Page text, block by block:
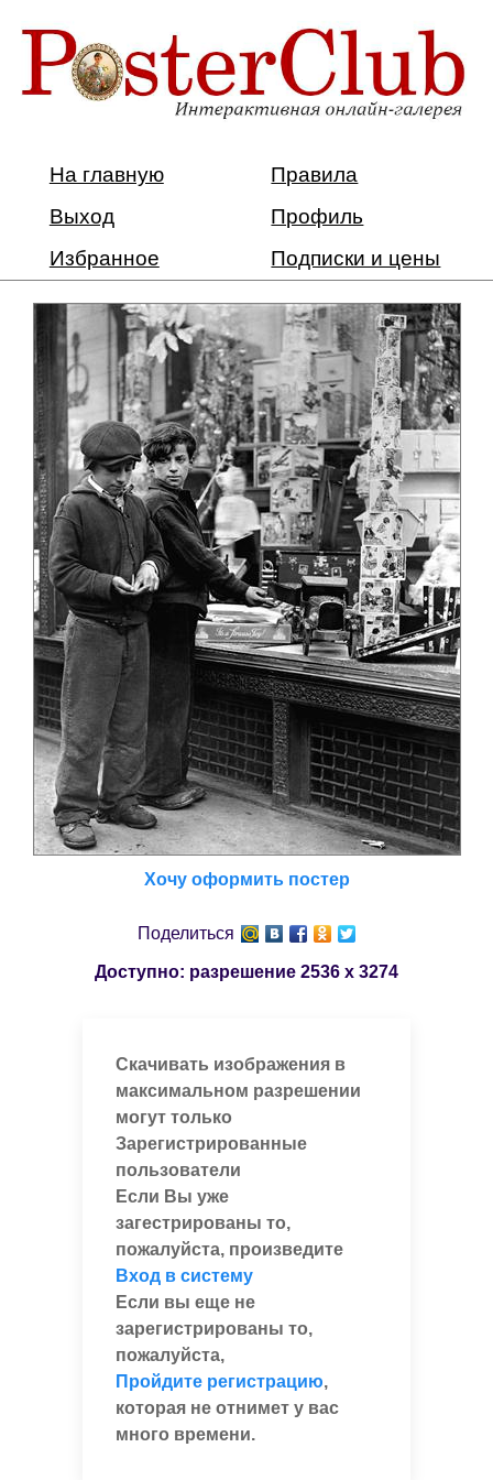
На главную
Правила
Выход
Профиль
Избранное
Подписки и цены
Хочу оформить постер
Поделиться
Доступно: разрешение 2536 x 3274
Скачивать изображения в
максимальном разрешении
могут только
Зарегистрированные
пользователи
Если Вы уже
загестрированы то,
пожалуйста, произведите
Вход в систему
Если вы еще не
зарегистрированы то,
пожалуйста,
Пройдите регистрацию,
которая не отнимет у вас
много времени.